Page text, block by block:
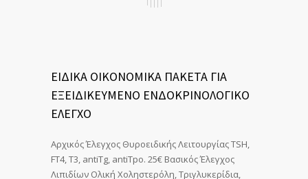
ΕΙΔΙΚΑ ΟΙΚΟΝΟΜΙΚΑ ΠΑΚΕΤΑ ΓΙΑ
ΕΞΕΙΔΙΚΕΥΜΕΝΟ ΕΝΔΟΚΡΙΝΟΛΟΓΙΚΟ
ΕΛΕΓΧΟ
Αρχικός Έλεγχος Θυροειδικής Λειτουργίας TSH,
FT4, T3, antiTg, antiTpo. 25€ Βασικός Έλεγχος
Λιπιδίων Ολική Χοληστερόλη, Τριγλυκερίδια,